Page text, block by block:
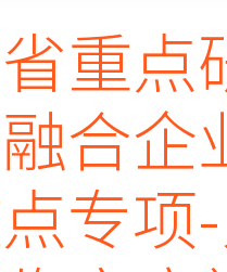
重
合企
专项